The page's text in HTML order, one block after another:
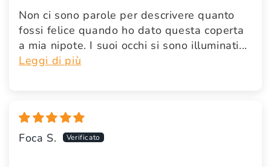
Non ci sono parole per descrivere quanto
fossi felice quando ho dato questa coperta
a mia nipote. I suoi occhi si sono illuminati...
Leggi di più
Foca S.